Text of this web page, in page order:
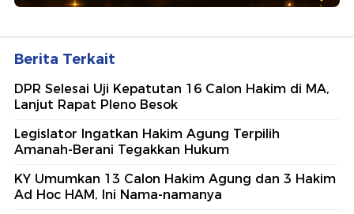
Berita Terkait
DPR Selesai Uji Kepatutan 16 Calon Hakim di MA,
Lanjut Rapat Pleno Besok
Legislator Ingatkan Hakim Agung Terpilih
Amanah-Berani Tegakkan Hukum
KY Umumkan 13 Calon Hakim Agung dan 3 Hakim
Ad Hoc HAM, Ini Nama-namanya